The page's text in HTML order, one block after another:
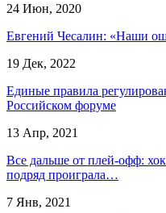
24 Июн, 2020
Евгений Чесалин: «Наши
19 Дек, 2022
Единые правила
Российском форуме
13 Апр, 2021
Все дальше от плей-офф:
подряд проиграла…
7 Янв, 2021